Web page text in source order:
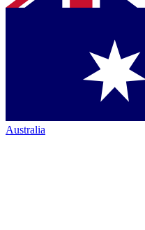
Australia